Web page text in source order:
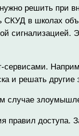
решить при
СКУД в школах
сигнализацией.
и решать другие
правил